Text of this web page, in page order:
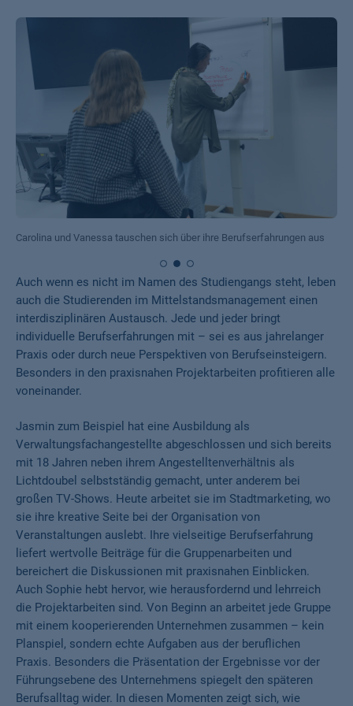
Carolina und Vanessa tauschen sich über ihre Berufserfahrungen aus
Auch wenn es nicht im Namen des Studiengangs steht, leben
auch die Studierenden im Mittelstandsmanagement einen
interdisziplinären Austausch. Jede und jeder bringt
individuelle Berufserfahrungen mit – sei es aus jahrelanger
Praxis oder durch neue Perspektiven von Berufseinsteigern.
Besonders in den praxisnahen Projektarbeiten profitieren alle
voneinander.
Jasmin zum Beispiel hat eine Ausbildung als
Verwaltungsfachangestellte abgeschlossen und sich bereits
mit 18 Jahren neben ihrem Angestelltenverhältnis als
Lichtdoubel selbstständig gemacht, unter anderem bei
großen TV-Shows. Heute arbeitet sie im Stadtmarketing, wo
sie ihre kreative Seite bei der Organisation von
Veranstaltungen auslebt. Ihre vielseitige Berufserfahrung
liefert wertvolle Beiträge für die Gruppenarbeiten und
bereichert die Diskussionen mit praxisnahen Einblicken.
Auch Sophie hebt hervor, wie herausfordernd und lehrreich
die Projektarbeiten sind. Von Beginn an arbeitet jede Gruppe
mit einem kooperierenden Unternehmen zusammen – kein
Planspiel, sondern echte Aufgaben aus der beruflichen
Praxis. Besonders die Präsentation der Ergebnisse vor der
Führungsebene des Unternehmens spiegelt den späteren
Berufsalltag wider. In diesen Momenten zeigt sich, wie